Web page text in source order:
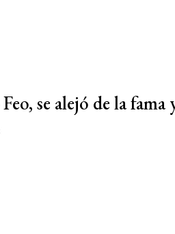
se alejó de la fama